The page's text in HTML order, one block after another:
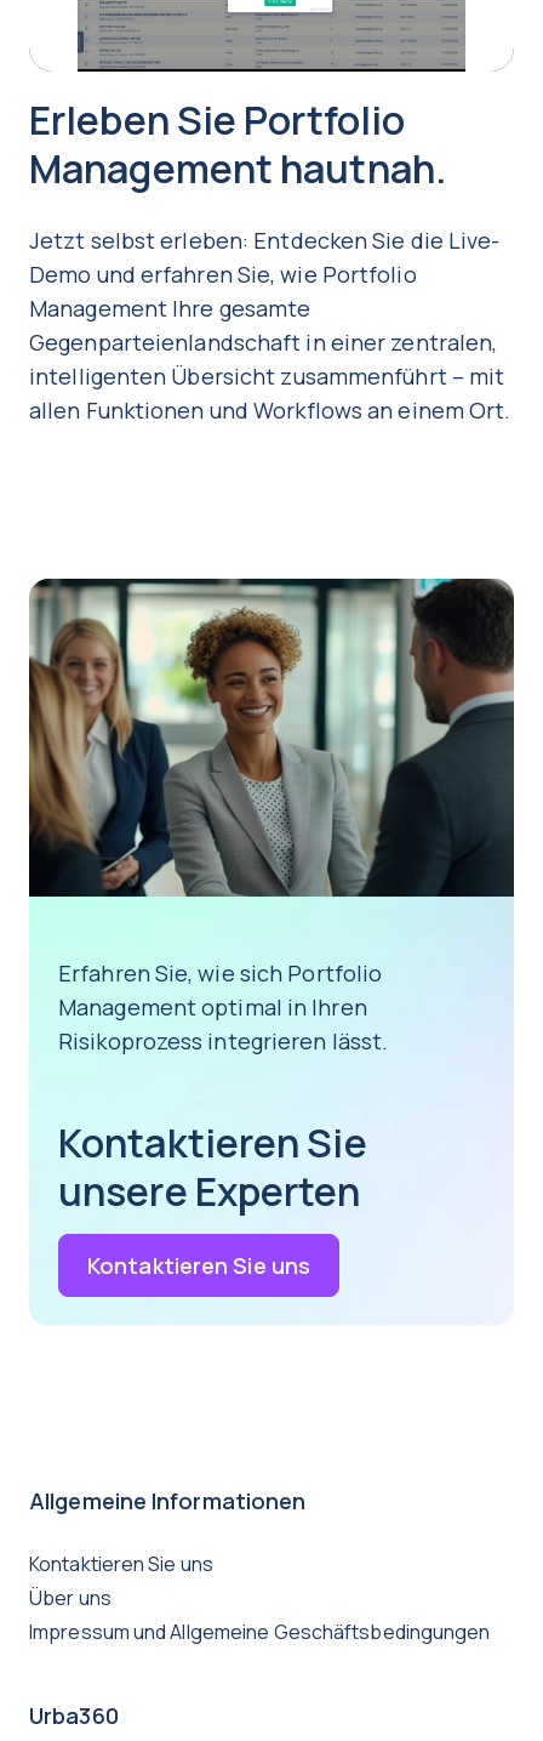
Erleben Sie Portfolio
Management hautnah.
Jetzt selbst erleben: Entdecken Sie die Live-
Demo und erfahren Sie, wie Portfolio
Management Ihre gesamte
Gegenparteienlandschaft in einer zentralen,
intelligenten Übersicht zusammenführt – mit
allen Funktionen und Workflows an einem Ort.
Video
Erfahren Sie, wie sich Portfolio
Management optimal in Ihren
Risikoprozess integrieren lässt.
Kontaktieren Sie
unsere Experten
Kontaktieren Sie uns
Allgemeine Informationen
Kontaktieren Sie uns
Über uns
Impressum und Allgemeine Geschäftsbedingungen
Urba360